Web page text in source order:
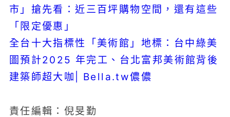
市」搶先看：近三百坪購物空間，還有這些
「限定優惠」
全台十大指標性「美術館」地標：台中綠美
圖預計2025 年完工、台北富邦美術館背後
建築師超大咖| Bella.tw儂儂
責任編輯：倪旻勤